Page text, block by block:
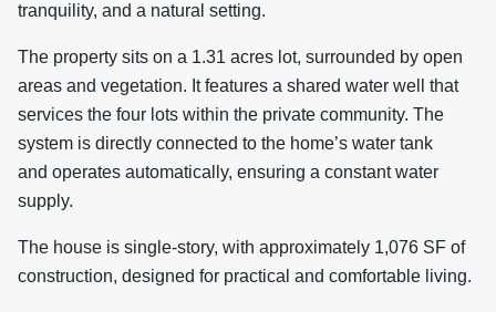
tranquility, and a natural setting.
The property sits on a 1.31 acres lot, surrounded by open
areas and vegetation. It features a shared water well that
services the four lots within the private community. The
system is directly connected to the home’s water tank
and operates automatically, ensuring a constant water
supply.
The house is single-story, with approximately 1,076 SF of
construction, designed for practical and comfortable living.